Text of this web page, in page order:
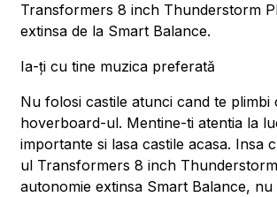
Transformers 8 inch Thunderstorm
extinsa de la Smart Balance.
Ia-ți cu tine muzica preferată
Nu folosi castile atunci cand te plimbi
hoverboard-ul. Mentine-ti atentia la
importante si lasa castile acasa. Insa
ul Transformers 8 inch
autonomie extinsa Smart Balance, nu